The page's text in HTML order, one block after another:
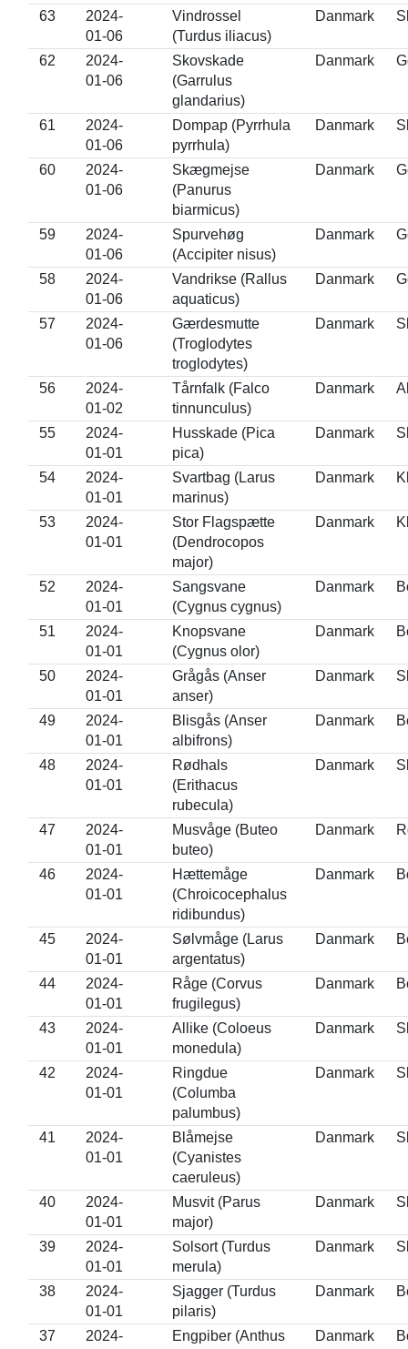
63
2024-
01-06
Vindrossel
(Turdus iliacus)
Danmark
62
2024-
01-06
Skovskade
(Garrulus
glandarius)
Danmark
61
2024-
01-06
Dompap (Pyrrhula
pyrrhula)
Danmark
60
2024-
01-06
Skægmejse
(Panurus
biarmicus)
Danmark
59
2024-
01-06
Spurvehøg
(Accipiter nisus)
Danmark
58
2024-
01-06
Vandrikse (Rallus
aquaticus)
Danmark
57
2024-
01-06
Gærdesmutte
(Troglodytes
troglodytes)
Danmark
56
2024-
01-02
Tårnfalk (Falco
tinnunculus)
Danmark
55
2024-
01-01
Husskade (Pica
pica)
Danmark
54
2024-
01-01
Svartbag (Larus
marinus)
Danmark
53
2024-
01-01
Stor Flagspætte
(Dendrocopos
major)
Danmark
52
2024-
01-01
Sangsvane
(Cygnus cygnus)
Danmark
51
2024-
01-01
Knopsvane
(Cygnus olor)
Danmark
50
2024-
01-01
Grågås (Anser
anser)
Danmark
49
2024-
01-01
Blisgås (Anser
albifrons)
Danmark
48
2024-
01-01
Rødhals
(Erithacus
rubecula)
Danmark
47
2024-
01-01
Musvåge (Buteo
buteo)
Danmark
46
2024-
01-01
Hættemåge
(Chroicocephalus
ridibundus)
Danmark
45
2024-
01-01
Sølvmåge (Larus
argentatus)
Danmark
44
2024-
01-01
Råge (Corvus
frugilegus)
Danmark
43
2024-
01-01
Allike (Coloeus
monedula)
Danmark
42
2024-
01-01
Ringdue
(Columba
palumbus)
Danmark
41
2024-
01-01
Blåmejse
(Cyanistes
caeruleus)
Danmark
40
2024-
01-01
Musvit (Parus
major)
Danmark
39
2024-
01-01
Solsort (Turdus
merula)
Danmark
38
2024-
01-01
Sjagger (Turdus
pilaris)
Danmark
37
2024-
Engpiber (Anthus
Danmark